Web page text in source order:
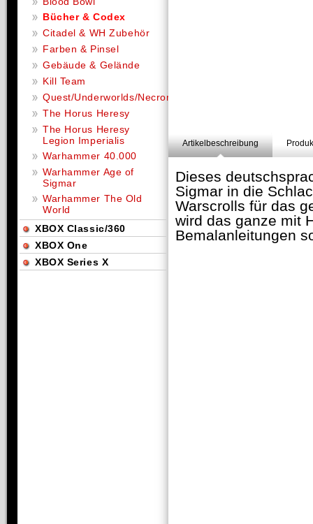
Artikelbeschreibung
Dieses
Sigmar in die
Warscrolls für das
wird das ganze mit
Bemalanleitungen
Bücher & Codex
Citadel & WH Zubehör
Farben & Pinsel
Gebäude & Gelände
Kill Team
Quest/Underworlds/Necromunda
The Horus Heresy
The Horus Heresy
Legion Imperialis
Warhammer 40.000
Warhammer Age of
Sigmar
Warhammer The Old
World
XBOX Classic/360
XBOX One
XBOX Series X